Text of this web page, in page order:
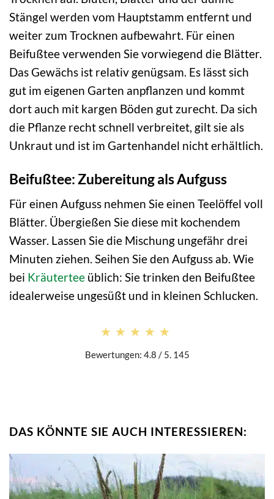
Stängel werden vom Hauptstamm entfernt und
weiter zum Trocknen aufbewahrt. Für einen
Beifußtee verwenden Sie vorwiegend die Blätter.
Das Gewächs ist relativ genügsam. Es lässt sich
gut im eigenen Garten anpflanzen und kommt
dort auch mit kargen Böden gut zurecht. Da sich
die Pflanze recht schnell verbreitet, gilt sie als
Unkraut und ist im Gartenhandel nicht erhältlich.
Beifußtee: Zubereitung als Aufguss
Für einen Aufguss nehmen Sie einen Teelöffel voll
Blätter. Übergießen Sie diese mit kochendem
Wasser. Lassen Sie die Mischung ungefähr drei
Minuten ziehen. Seihen Sie den Aufguss ab. Wie
bei Kräutertee üblich: Sie trinken den Beifußtee
idealerweise ungesüßt und in kleinen Schlucken.
★★★★★
★★★★★
Bewertungen: 4.8 / 5. 145
DAS KÖNNTE SIE AUCH INTERESSIEREN: